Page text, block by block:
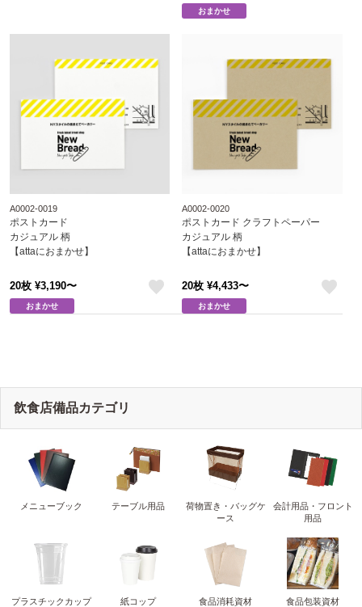
おまかせ
A0002-0019
ポストカード
カジュアル 柄
【attaにおまかせ】
20枚 ¥3,190〜
おまかせ
A0002-0020
ポストカード クラフトペーパー
カジュアル 柄
【attaにおまかせ】
20枚 ¥4,433〜
おまかせ
飲食店備品カテゴリ
メニューブック テーブル用品
荷物置き・バッグケ
ース
会計用品・フロント
用品
プラスチックカップ 紙コップ 食品消耗資材 食品包装資材